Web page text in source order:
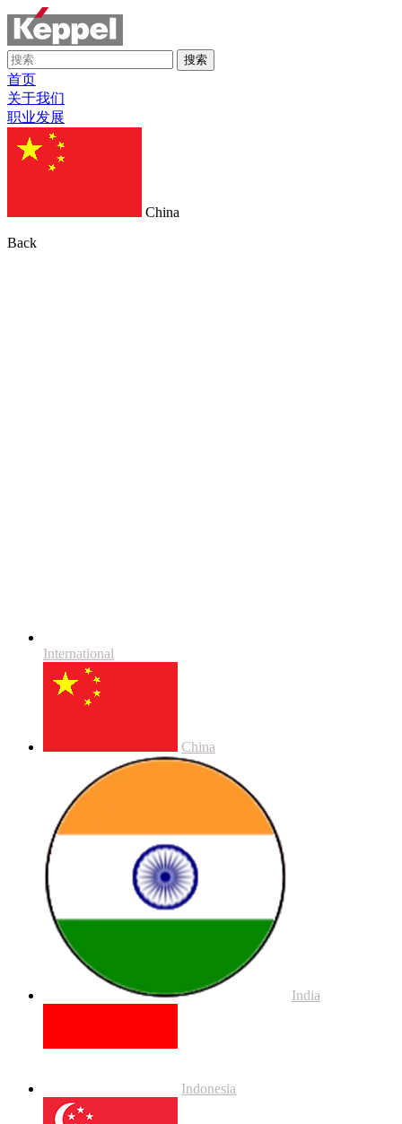
搜索
首页
关于我们
职业发展
China
Back
International
China
India
Indonesia